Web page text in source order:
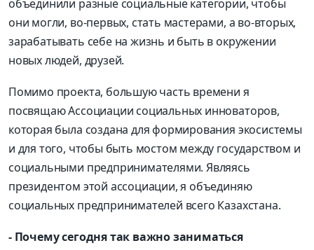
объединили разные социальные категории, чтобы
они могли, во-первых, стать мастерами, а во-вторых,
зарабатывать себе на жизнь и быть в окружении
новых людей, друзей.
Помимо проекта, большую часть времени я
посвящаю Ассоциации социальных инноваторов,
которая была создана для формирования экосистемы
и для того, чтобы быть мостом между государством и
социальными предпринимателями. Являясь
президентом этой ассоциации, я объединяю
социальных предпринимателей всего Казахстана.
- Почему сегодня так важно заниматься